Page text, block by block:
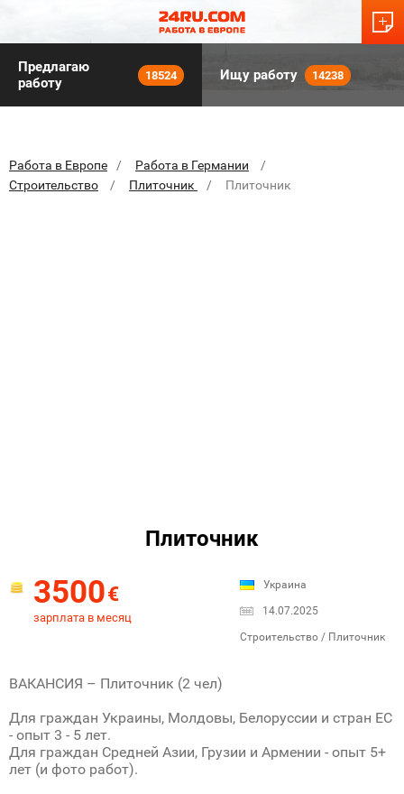
Предлагаю
работу
18524 Ищу работу 14238
Работа в Европе
Работа в Германии
Строительство
Плиточник Плиточник
Плиточник
3500€
зарплата в месяц
Украина
14.07.2025
Строительство / Плиточник
ВАКАНСИЯ – Плиточник (2 чел)
Для граждан Украины, Молдовы, Белоруссии и стран ЕС
- опыт 3 - 5 лет.
Для граждан Средней Азии, Грузии и Армении - опыт 5+
лет (и фото работ).